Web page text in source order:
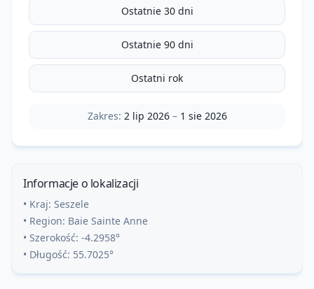
Ostatnie 30 dni
Ostatnie 90 dni
Ostatni rok
Zakres: 2 lip 2026– 1 sie 2026
Informacje o lokalizacji
• Kraj: Seszele
• Region: Baie Sainte Anne
• Szerokość: -4.2958°
• Długość: 55.7025°